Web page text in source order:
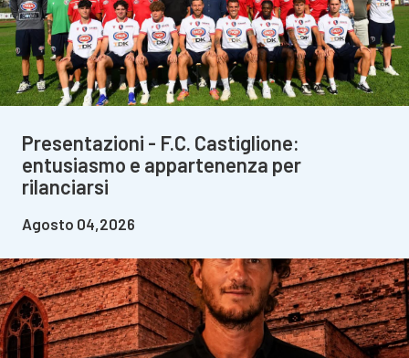
Presentazioni - F.C. Castiglione:
entusiasmo e appartenenza per
rilanciarsi
Agosto 04,2026